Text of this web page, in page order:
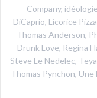
Company, idéologie
DiCaprio, Licorice Pizza
Thomas Anderson,
Drunk Love, Regina
Steve Le Nedelec,
Thomas Pynchon, Une